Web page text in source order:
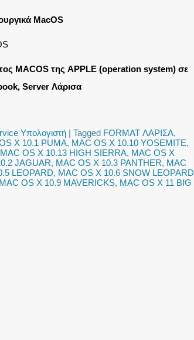
MacOS
MACOS της APPLE (operation system) σε
Server Λάρισα
Υπολογιστή | Tagged FORMAT ΛΑΡΙΣΑ,
X 10.1 PUMA, MAC OS X 10.10 YOSEMITE,
MAC OS X 10.13 HIGH SIERRA, MAC OS X
JAGUAR, MAC OS X 10.3 PANTHER, MAC
LEOPARD, MAC OS X 10.6 SNOW LEOPARD
MAC OS X 10.9 MAVERICKS, MAC OS X 11 BIG